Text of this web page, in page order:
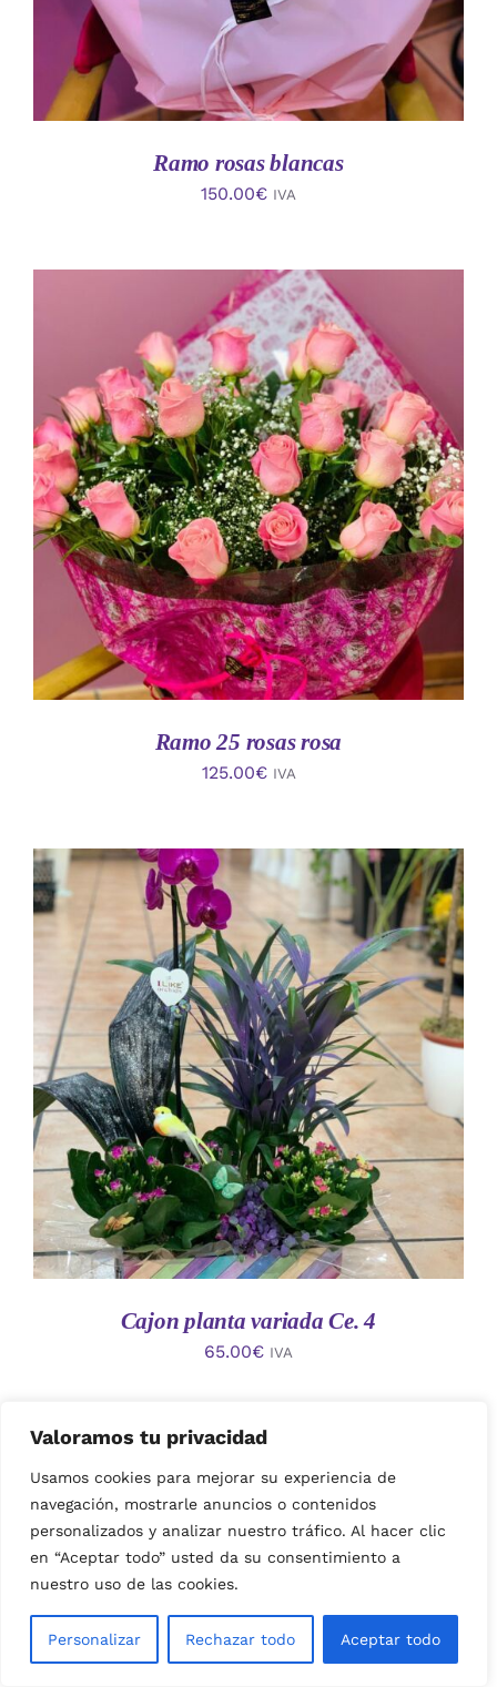
Valoramos tu privacidad
Usamos cookies para mejorar su experiencia de
navegación, mostrarle anuncios o contenidos
personalizados y analizar nuestro tráfico. Al hacer clic
en “Aceptar todo” usted da su consentimiento a
nuestro uso de las cookies.
Personalizar Rechazar todo Aceptar todo
Ramo rosas blancas
150.00€ IVA
AÑADIR AL CARRITO
/
DETALLES
Ramo 25 rosas rosa
125.00€ IVA
AÑADIR AL CARRITO
/
DETALLES
Cajon planta variada Ce. 4
65.00€ IVA
AÑADIR AL CARRITO